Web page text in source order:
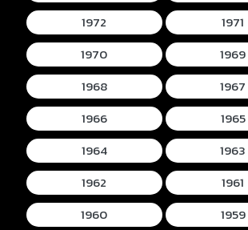
1972
1971
1970
1969
1968
1967
1966
1965
1964
1963
1962
1961
1960
1959